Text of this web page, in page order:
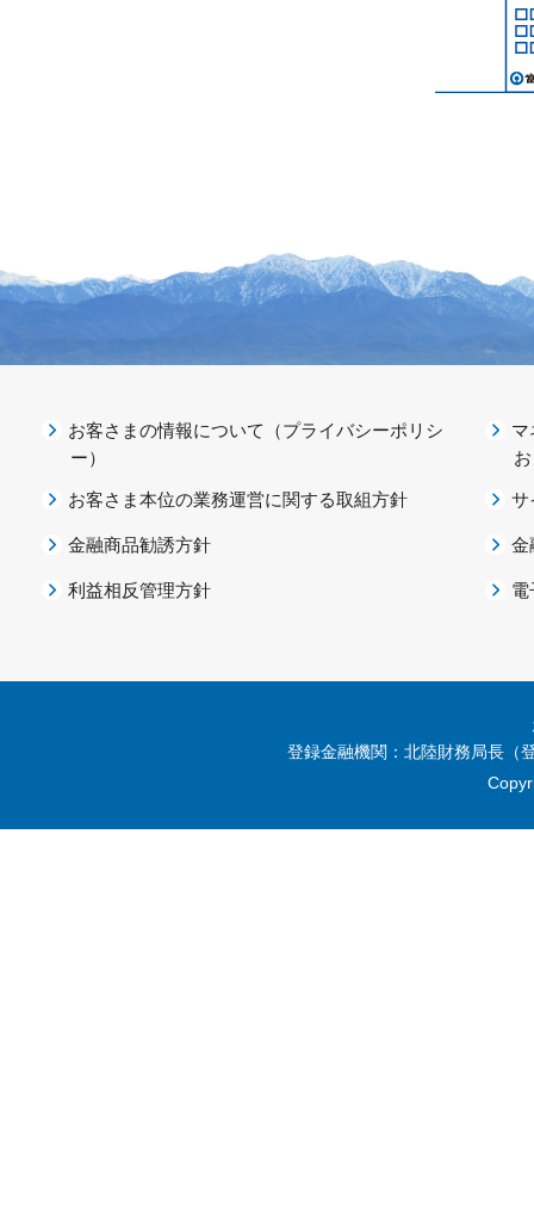
お客さまの情報について（プライバシーポリシ
ー）
お客さま本位の業務運営に関する取組方針
金融商品勧誘方針
利益相反管理方針
マ
サ
金
電
登録金融機関：北陸財務局長（